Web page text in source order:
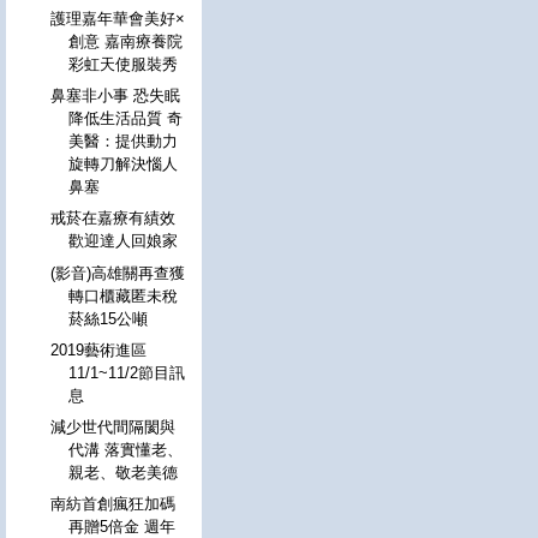
護理嘉年華會美好×
創意 嘉南療養院
彩虹天使服裝秀
鼻塞非小事 恐失眠
降低生活品質 奇
美醫：提供動力
旋轉刀解決惱人
鼻塞
戒菸在嘉療有績效
歡迎達人回娘家
(影音)高雄關再查獲
轉口櫃藏匿未稅
菸絲15公噸
2019藝術進區
11/1~11/2節目訊
息
減少世代間隔閡與
代溝 落實懂老、
親老、敬老美德
南紡首創瘋狂加碼
再贈5倍金 週年